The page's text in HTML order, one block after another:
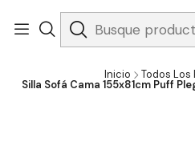
Inicio Todos
Silla Sofá Cama 155x81cm Puff